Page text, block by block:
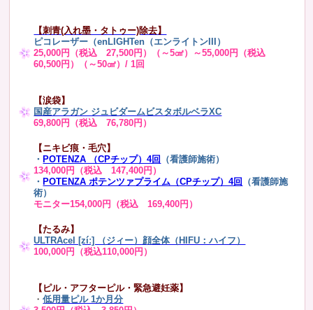
【刺青(入れ墨・タトゥー)除去】
ピコレーザー（enLIGHTen（エンライトンIII）
25,000円（税込 27,500円）（～5㎠）～55,000円（税込
60,500円）（～50㎠）/ 1回
【涙袋】
国産アラガン ジュビダームビスタボルベラXC
69,800円（税込 76,780円）
【ニキビ痕・毛穴】
・ POTENZA （CPチップ）4回
（看護師施術）
134,000円（税込 147,400円）
・ POTENZA ポテンツァプライム（CPチップ）4回
（看護師施
術）
モニター154,000円（税込 169,400円）
【たるみ】
ULTRAcel [zíː] （ジィー）顔全体（HIFU：ハイフ）
100,000円（税込110,000円）
【ピル・アフターピル・緊急避妊薬】
・低用量ピル 1か月分